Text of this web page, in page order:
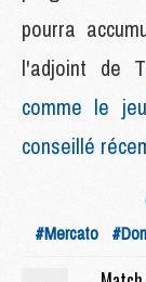
pourra
l'adjoint de
comme le
conseillé
#Mercato